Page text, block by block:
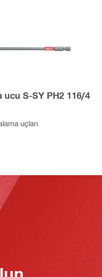
ucu S-SY PH2 116/4
uçları